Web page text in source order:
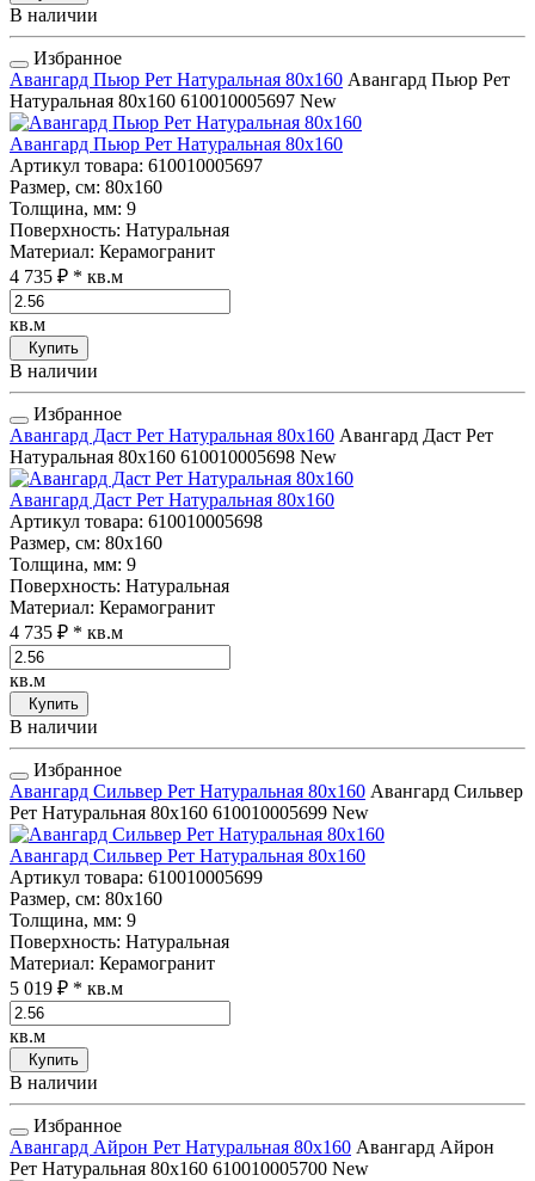
В наличии
Избранное
Авангард Пьюр Рет Натуральная 80x160 Авангард Пьюр Рет
Натуральная 80x160 610010005697 New
Авангард Пьюр Рет Натуральная 80x160
Артикул товара: 610010005697
Размер, см: 80x160
Толщина, мм: 9
Поверхность: Натуральная
Материал: Керамогранит
4 735 ₽ * кв.м
кв.м
Купить
В наличии
Избранное
Авангард Даст Рет Натуральная 80x160 Авангард Даст Рет
Натуральная 80x160 610010005698 New
Авангард Даст Рет Натуральная 80x160
Артикул товара: 610010005698
Размер, см: 80x160
Толщина, мм: 9
Поверхность: Натуральная
Материал: Керамогранит
4 735 ₽ * кв.м
кв.м
Купить
В наличии
Избранное
Авангард Сильвер Рет Натуральная 80x160 Авангард Сильвер
Рет Натуральная 80x160 610010005699 New
Авангард Сильвер Рет Натуральная 80x160
Артикул товара: 610010005699
Размер, см: 80x160
Толщина, мм: 9
Поверхность: Натуральная
Материал: Керамогранит
5 019 ₽ * кв.м
кв.м
Купить
В наличии
Избранное
Авангард Айрон Рет Натуральная 80x160 Авангард Айрон
Рет Натуральная 80x160 610010005700 New